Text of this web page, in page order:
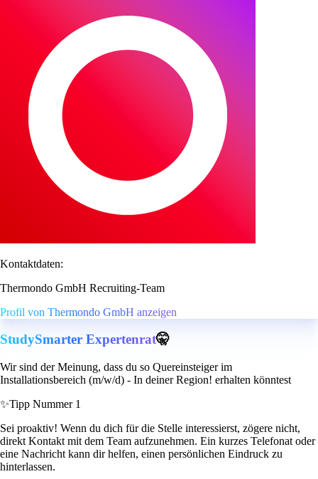
Kontaktdaten:
Thermondo GmbH Recruiting-Team
Profil von Thermondo GmbH anzeigen
StudySmarter Expertenrat🤫
Wir sind der Meinung, dass du so Quereinsteiger im
Installationsbereich (m/w/d) - In deiner Region! erhalten könntest
✨Tipp Nummer 1
Sei proaktiv! Wenn du dich für die Stelle interessierst, zögere nicht,
direkt Kontakt mit dem Team aufzunehmen. Ein kurzes Telefonat oder
eine Nachricht kann dir helfen, einen persönlichen Eindruck zu
hinterlassen.